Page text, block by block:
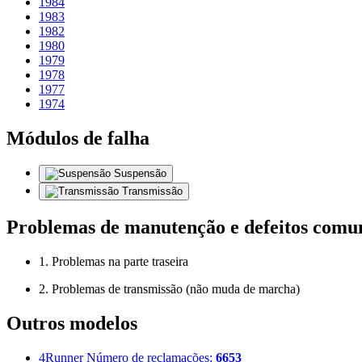
1983
1982
1980
1979
1978
1977
1974
Módulos de falha
Suspensão
Transmissão
Problemas de manutenção e defeitos
1. Problemas na parte traseira
2. Problemas de transmissão (não muda de marcha)
Outros modelos
4Runner Número de reclamações: 6653